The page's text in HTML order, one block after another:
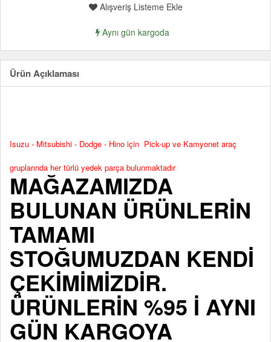
Alışveriş Listeme Ekle
Aynı gün kargoda
Ürün Açıklaması
Isuzu - Mitsubishi - Dodge - Hino için Pick-up ve Kamyonet araç
gruplarında her türlü yedek parça bulunmaktadır
MAĞAZAMIZDA
BULUNAN ÜRÜNLERİN
TAMAMI
STOĞUMUZDAN KENDİ
ÇEKİMİMİZDİR.
ÜRÜNLERİN %95 İ AYNI
GÜN KARGOYA